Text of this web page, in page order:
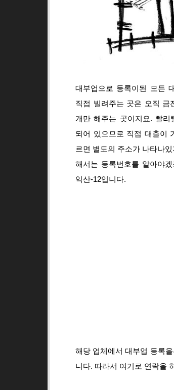
대부업으로 등록이된 모든
직접 빌려주는 곳은 오직 금
개만 해주는 곳이지요. 빨리
되어 있으므로 직접 대출이
르면 별도의 주소가 나타나
해서는 등록번호를 알아야
익산-12입니다.
해당 업체에서 대부업 등록
니다. 따라서 여기로 연락을